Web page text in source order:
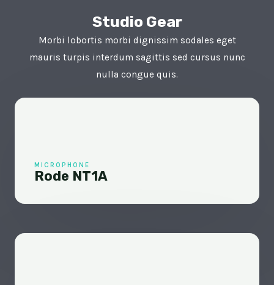
Studio Gear
Morbi lobortis morbi dignissim sodales eget
mauris turpis interdum sagittis sed cursus nunc
nulla congue quis.
MICROPHONE
Rode NT1A